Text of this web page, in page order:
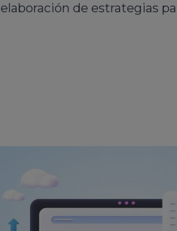
elaboración de estrategias